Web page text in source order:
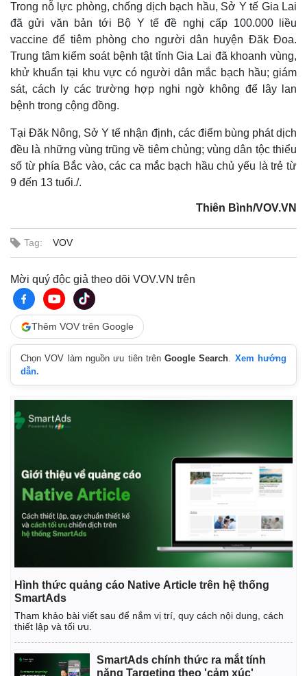
Thị trường
Giá cà phê
Trong nỗ lực phòng, chống dịch bạch hầu, Sở Y tế Gia Lai
đã gửi văn bản tới Bộ Y tế đề nghị cấp 100.000 liều
vaccine để tiêm phòng cho người dân huyện Đăk Đoa.
Trung tâm kiểm soát bệnh tật tỉnh Gia Lai đã khoanh vùng,
khử khuẩn tại khu vực có người dân mắc bạch hầu; giám
sát, cách ly các trường hợp nghi ngờ không để lây lan
bệnh trong cộng đồng.
Tại Đăk Nông, Sở Y tế nhận định, các điểm bùng phát dịch
đều là những vùng trũng về tiêm chủng; vùng dân tộc thiểu
số từ phía Bắc vào, các ca mắc bạch hầu chủ yếu là trẻ từ
9 đến 13 tuổi./.
Thiên Bình/VOV.VN
Tag: VOV
Mời quý độc giả theo dõi VOV.VN trên
Thêm VOV trên Google
Chọn VOV làm nguồn ưu tiên trênGoogle Search. Xem hướng
dẫn.
Hình thức quảng cáo Native Article trên hệ thống
SmartAds
Tham khảo bài viết sau để nắm vị trí, quy cách nội dung, cách
thiết lập và tối ưu.
SmartAds chính thức ra mắt tính
năng Targeting theo 'cảm xúc'